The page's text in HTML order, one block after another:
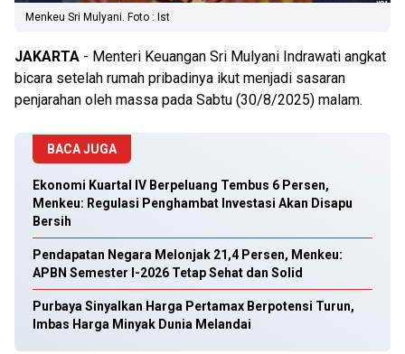
Menkeu Sri Mulyani. Foto : Ist
JAKARTA - Menteri Keuangan Sri Mulyani Indrawati angkat
bicara setelah rumah pribadinya ikut menjadi sasaran
penjarahan oleh massa pada Sabtu (30/8/2025) malam.
BACA JUGA
Ekonomi Kuartal IV Berpeluang Tembus 6 Persen,
Menkeu: Regulasi Penghambat Investasi Akan Disapu
Bersih
Pendapatan Negara Melonjak 21,4 Persen, Menkeu:
APBN Semester I-2026 Tetap Sehat dan Solid
Purbaya Sinyalkan Harga Pertamax Berpotensi Turun,
Imbas Harga Minyak Dunia Melandai